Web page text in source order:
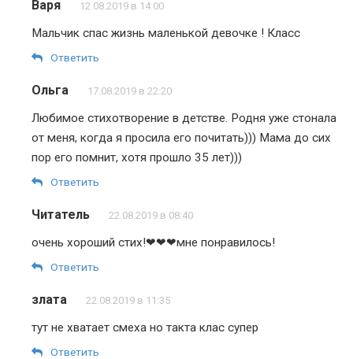
Варя 12.08.2019 в 14:00
Мальчик спас жизнь маленькой девочке ! Класс
Ответить
Ольга 17.08.2019 в 22:20
Любимое стихотворение в детстве. Родня уже стонала
от меня, когда я просила его почитать))) Мама до сих
пор его помнит, хотя прошло 35 лет)))
Ответить
Читатель 22.08.2019 в 08:40
очень хороший стих!❤❤❤мне понравилось!
Ответить
злата 22.08.2019 в 11:35
тут не хватает смеха но такта клас супер
Ответить